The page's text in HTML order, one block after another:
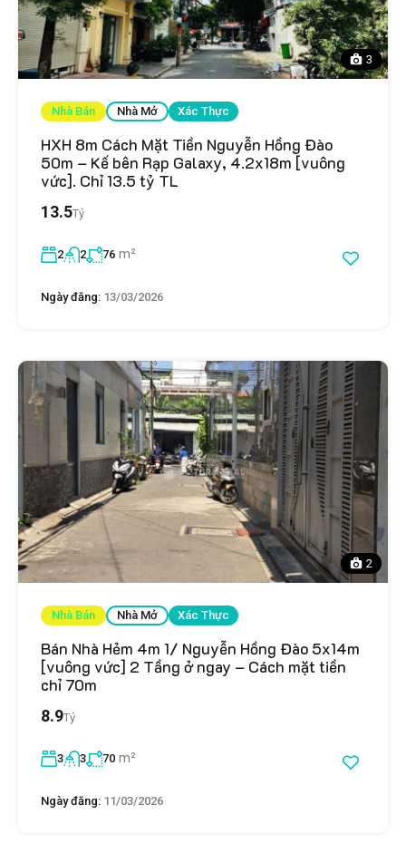
3
Nhà Bán Nhà Mở Xác Thực
HXH 8m Cách Mặt Tiền Nguyễn Hồng Đào
50m – Kế bên Rạp Galaxy, 4.2x18m [vuông
vức]. Chỉ 13.5 tỷ TL
13.5Tỷ
2 2 76 m²
Ngày đăng: 13/03/2026
2
Nhà Bán Nhà Mở Xác Thực
Bán Nhà Hẻm 4m 1/ Nguyễn Hồng Đào 5x14m
[vuông vức] 2 Tầng ở ngay – Cách mặt tiền
chỉ 70m
8.9Tỷ
3 3 70 m²
Ngày đăng: 11/03/2026